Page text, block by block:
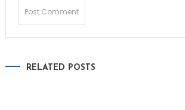
RELATED POSTS